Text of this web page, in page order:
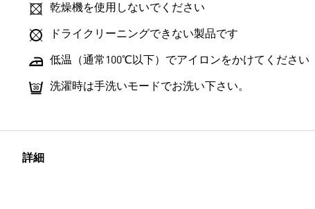
乾燥機を使用しないでください
ドライクリーニングできない製品です
低温（通常100℃以下）でアイロンをかけてください
洗濯時は手洗いモードでお洗い下さい。
詳細